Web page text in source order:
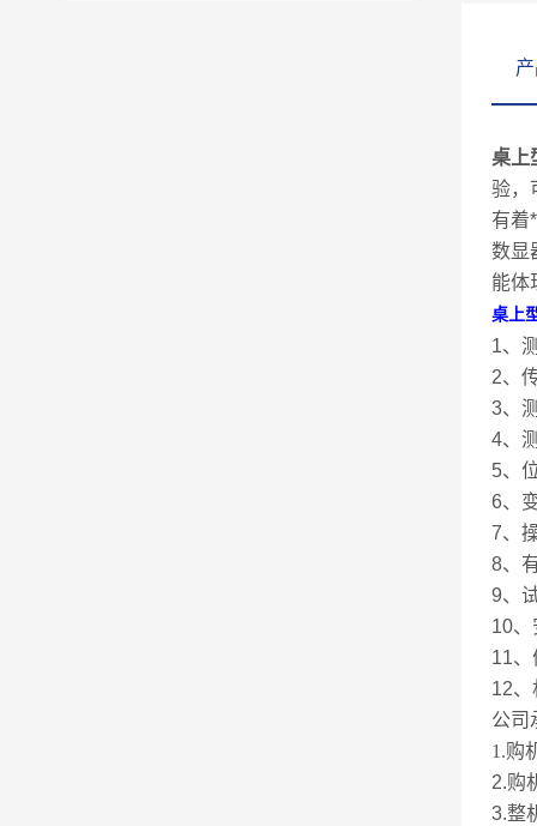
桌上
验，
有着
数显
能体
桌上
1、
2、
3、
4、
5、
6、
7、
8、
9、
10、
11
12、
公司
1.购
2.购
3.整